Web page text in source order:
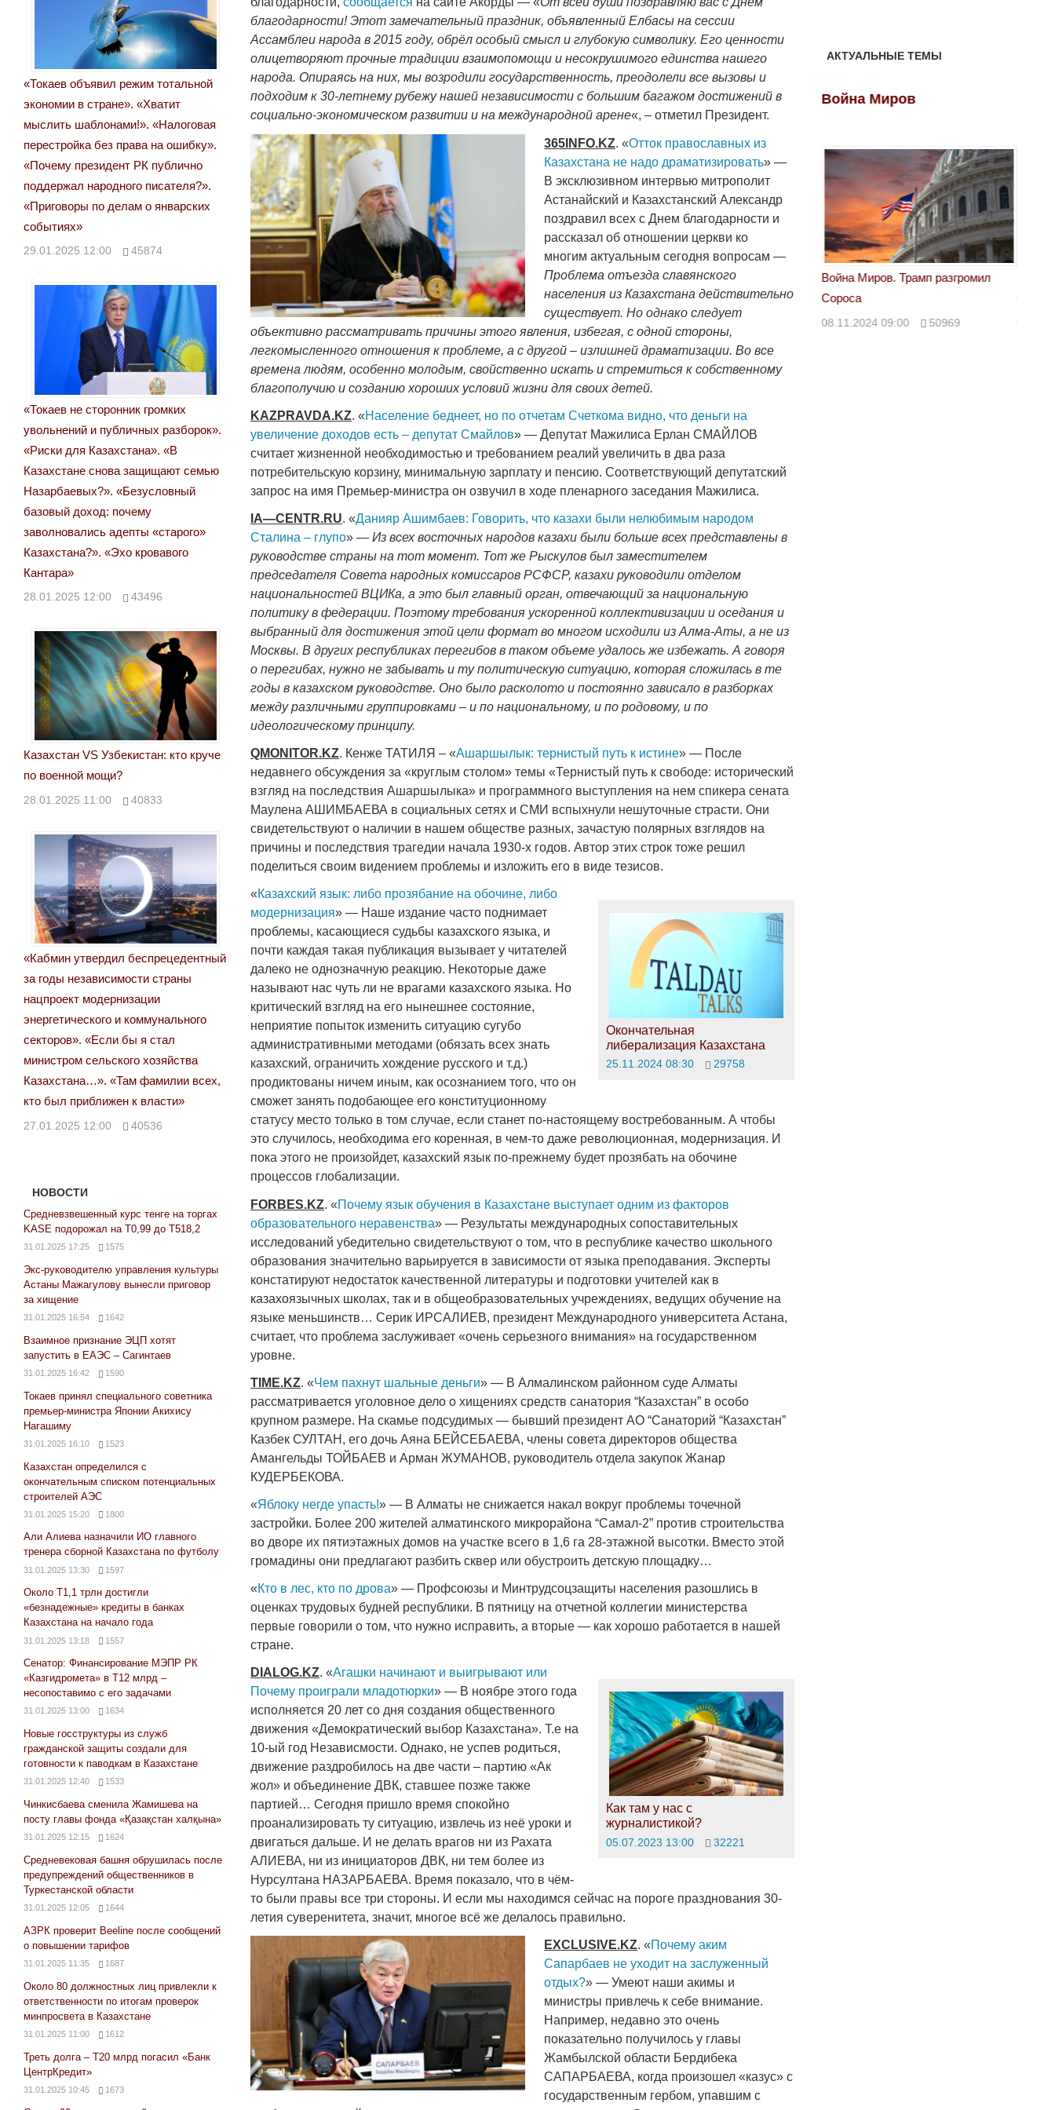
благодарности! Этот замечательный праздник, объявленный Елбасы на сессии
Ассамблеи народа в 2015 году, обрёл особый смысл и глубокую символику. Его ценности
олицетворяют прочные традиции взаимопомощи и несокрушимого единства нашего
народа. Опираясь на них, мы возродили государственность, преодолели все вызовы и
подходим к 30-летнему рубежу нашей независимости с большим багажом достижений в
социально-экономическом развитии и на международной арене«, – отметил Президент.
365 INFO.KZ. «Отток православных из
Казахстана не надо драматизировать» —
В эксклюзивном интервью митрополит
Астанайский и Казахстанский Александр
поздравил всех с Днем благодарности и
рассказал об отношении церкви ко
многим актуальным сегодня вопросам —
Проблема отъезда славянского
населения из Казахстана действительно
существует. Но однако следует
объективно рассматривать причины этого явления, избегая, с одной стороны,
легкомысленного отношения к проблеме, а с другой – излишней драматизации. Во все
времена людям, особенно молодым, свойственно искать и стремиться к собственному
благополучию и созданию хороших условий жизни для своих детей.
KAZPRAVDA.KZ. «Население беднеет, но по отчетам Счеткома видно, что деньги на
увеличение доходов есть – депутат Смайлов» — Депутат Мажилиса Ерлан СМАЙЛОВ
считает жизненной необходимостью и требованием реалий увеличить в два раза
потребительскую корзину, минимальную зарплату и пенсию. Соответствующий депутатский
запрос на имя Премьер-министра он озвучил в ходе пленарного заседания Мажилиса.
IA—CENTR.RU. «Данияр Ашимбаев: Говорить, что казахи были нелюбимым народом
Сталина – глупо» —Из всех восточных народов казахи были больше всех представлены в
руководстве страны на тот момент. Тот же Рыскулов был заместителем
председателя Совета народных комиссаров РСФСР, казахи руководили отделом
национальностей ВЦИКа, а это был главный орган, отвечающий за национальную
политику в федерации. Поэтому требования ускоренной коллективизации и оседания и
выбранный для достижения этой цели формат во многом исходили из Алма-Аты, а не из
Москвы. В других республиках перегибов в таком объеме удалось же избежать. А говоря
о перегибах, нужно не забывать и ту политическую ситуацию, которая сложилась в те
годы в казахском руководстве. Оно было расколото и постоянно зависало в разборках
между различными группировками – и по национальному, и по родовому, и по
идеологическому принципу.
QMONITOR.KZ. Кенже ТАТИЛЯ – «Ашаршылык: тернистый путь к истине» — После
недавнего обсуждения за «круглым столом» темы «Тернистый путь к свободе: исторический
взгляд на последствия Ашаршылыка» и программного выступления на нем спикера сената
Маулена АШИМБАЕВА в социальных сетях и СМИ вспыхнули нешуточные страсти. Они
свидетельствуют о наличии в нашем обществе разных, зачастую полярных взглядов на
причины и последствия трагедии начала 1930-х годов. Автор этих строк тоже решил
поделиться своим видением проблемы и изложить его в виде тезисов.
Окончательная
либерализация Казахстана
25.11.2024 08:30 29758
«Казахский язык: либо прозябание на обочине, либо
модернизация» — Наше издание часто поднимает
проблемы, касающиеся судьбы казахского языка, и
почти каждая такая публикация вызывает у читателей
далеко не однозначную реакцию. Некоторые даже
называют нас чуть ли не врагами казахского языка. Но
критический взгляд на его нынешнее состояние,
неприятие попыток изменить ситуацию сугубо
административными методами (обязать всех знать
казахский, ограничить хождение русского и т.д.)
продиктованы ничем иным, как осознанием того, что он
сможет занять подобающее его конституционному
статусу место только в том случае, если станет по-настоящему востребованным. А чтобы
это случилось, необходима его коренная, в чем-то даже революционная, модернизация. И
пока этого не произойдет, казахский язык по-прежнему будет прозябать на обочине
процессов глобализации.
FORBES.KZ. «Почему язык обучения в Казахстане выступает одним из факторов
образовательного неравенства» — Результаты международных сопоставительных
исследований убедительно свидетельствуют о том, что в республике качество школьного
образования значительно варьируется в зависимости от языка преподавания. Эксперты
констатируют недостаток качественной литературы и подготовки учителей как в
казахоязычных школах, так и в общеобразовательных учреждениях, ведущих обучение на
языке меньшинств… Серик ИРСАЛИЕВ, президент Международного университета Астана,
считает, что проблема заслуживает «очень серьезного внимания» на государственном
уровне.
TIME.KZ. «Чем пахнут шальные деньги» — В Алмалинском районном суде Алматы
рассматривается уголовное дело о хищениях средств санатория “Казахстан” в особо
крупном размере. На скамье подсудимых — бывший президент АО “Санаторий “Казахстан”
Казбек СУЛТАН, его дочь Аяна БЕЙСЕБАЕВА, члены совета директоров общества
Амангельды ТОЙБАЕВ и Арман ЖУМАНОВ, руководитель отдела закупок Жанар
КУДЕРБЕКОВА.
«Яблоку негде упасть!» — В Алматы не снижается накал вокруг проблемы точечной
застройки. Более 200 жителей алматинского микрорайона “Самал-2” против строительства
во дворе их пятиэтажных домов на участке всего в 1,6 га 28-этажной высотки. Вместо этой
громадины они предлагают разбить сквер или обустроить детскую площадку…
«Кто в лес, кто по дрова» — Профсоюзы и Минтрудсоцзащиты населения разошлись в
оценках трудовых будней республики. В пятницу на отчетной коллегии министерства
первые говорили о том, что нужно исправить, а вторые — как хорошо работается в нашей
стране.
Как там у нас с
журналистикой?
05.07.2023 13:00 32221
DIALOG.KZ. «Агашки начинают и выигрывают или
Почему проиграли младотюрки» — В ноябре этого года
исполняется 20 лет со дня создания общественного
движения «Демократический выбор Казахстана». Т.е на
10-ый год Независмости. Однако, не успев родиться,
движение раздробилось на две части – партию «Ак
жол» и объединение ДВК, ставшее позже также
партией… Сегодня пришло время спокойно
проанализировать ту ситуацию, извлечь из неё уроки и
двигаться дальше. И не делать врагов ни из Рахата
АЛИЕВА, ни из инициаторов ДВК, ни тем более из
Нурсултана НАЗАРБАЕВА. Время показало, что в чём-
то были правы все три стороны. И если мы находимся сейчас на пороге празднования 30-
летия суверенитета, значит, многое всё же делалось правильно.
EXCLUSIVE.KZ. «Почему аким
Сапарбаев не уходит на заслуженный
отдых?» — Умеют наши акимы и
министры привлечь к себе внимание.
Например, недавно это очень
показательно получилось у главы
Жамбылской области Бердибека
САПАРБАЕВА, когда произошел «казус» с
государственным гербом, упавшим с
«Токаев объявил режим тотальной
экономии в стране». «Хватит
мыслить шаблонами!». «Налоговая
перестройка без права на ошибку».
«Почему президент РК публично
поддержал народного писателя?».
«Приговоры по делам о январских
событиях»
29.01.2025 12:00 45874
«Токаев не сторонник громких
увольнений и публичных разборок».
«Риски для Казахстана». «В
Казахстане снова защищают семью
Назарбаевых?». «Безусловный
базовый доход: почему
заволновались адепты «старого»
Казахстана?». «Эхо кровавого
Кантара»
28.01.2025 12:00 43496
Казахстан VS Узбекистан: кто круче
по военной мощи?
28.01.2025 11:00 40833
«Кабмин утвердил беспрецедентный
за годы независимости страны
нацпроект модернизации
энергетического и коммунального
секторов». «Если бы я стал
министром сельского хозяйства
Казахстана…». «Там фамилии всех,
кто был приближен к власти»
27.01.2025 12:00 40536
НОВОСТИ
Средневзвешенный курс тенге на торгах
KASE подорожал на Т0,99 до Т518,2
31.01.2025 17:25 1575
Экс-руководителю управления культуры
Астаны Мажагулову вынесли приговор
за хищение
31.01.2025 16:54 1642
Взаимное признание ЭЦП хотят
запустить в ЕАЭС – Сагинтаев
31.01.2025 16:42 1590
Токаев принял специального советника
премьер-министра Японии Акихису
Нагашиму
31.01.2025 16:10 1523
Казахстан определился с
окончательным списком потенциальных
строителей АЭС
31.01.2025 15:20 1800
Али Алиева назначили ИО главного
тренера сборной Казахстана по футболу
31.01.2025 13:30 1597
Около Т1,1 трлн достигли
«безнадежные» кредиты в банках
Казахстана на начало года
31.01.2025 13:18 1557
Сенатор: Финансирование МЭПР РК
«Казгидромета» в Т12 млрд –
несопоставимо с его задачами
31.01.2025 13:00 1634
Новые госструктуры из служб
гражданской защиты создали для
готовности к паводкам в Казахстане
31.01.2025 12:40 1533
Чинкисбаева сменила Жамишева на
посту главы фонда «Қазақстан халқына»
31.01.2025 12:15 1624
Средневековая башня обрушилась после
предупреждений общественников в
Туркестанской области
31.01.2025 12:05 1644
АЗРК проверит Beeline после сообщений
о повышении тарифов
31.01.2025 11:35 1687
Около 80 должностных лиц привлекли к
ответственности по итогам проверок
минпросвета в Казахстане
31.01.2025 11:00 1612
Треть долга – Т20 млрд погасил «Банк
ЦентрКредит»
31.01.2025 10:45 1673
АКТУАЛЬНЫЕ ТЕМЫ
Война Миров
Война Миров. Трамп разгромил
Сороса
Война Миров
Война Миров. Трамп разгромил
Сороса
08.11.2024 09:00 50969